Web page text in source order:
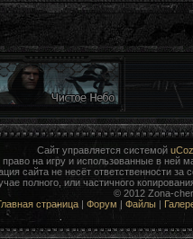
Сайт управляется системой uCoz
право на игру и использованные в ней
сайта не несёт ответственности
полного, или частичного
© 2012 Zona-
страница | Форум | Файлы |